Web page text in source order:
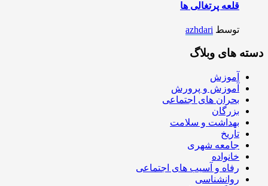
قلعه پرتغالی ها
توسط azhdari
دسته های وبلاگ
آموزش
آموزش و پرورش
بحران های اجتماعی
بزرگان
بهداشت و سلامت
تاریخ
جامعه شهری
خانواده
رفاه و آسیب های اجتماعی
روانشناسی